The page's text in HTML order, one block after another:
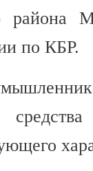
района
по КБР.